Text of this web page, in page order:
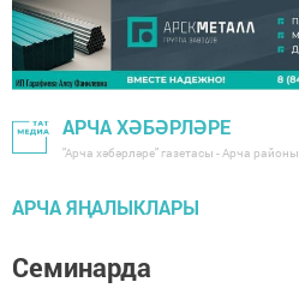
АРЧА ХӘБӘРЛӘРЕ
"Арча хәбәрләре" газетасы - Арча районы
АРЧА ЯҢАЛЫКЛАРЫ
Семинарда